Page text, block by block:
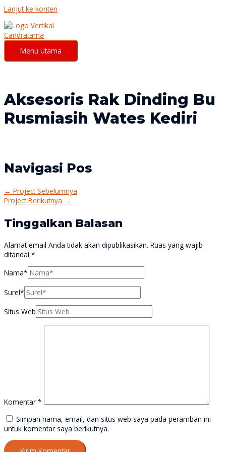
Lanjut ke konten
Menu Utama
Aksesoris Rak Dinding Bu
Rusmiasih Wates Kediri
Navigasi Pos
← Project Sebelumnya
Project Berikutnya →
Tinggalkan Balasan
Alamat email Anda tidak akan dipublikasikan. Ruas yang wajib
ditandai *
Nama*
Surel*
Situs Web
Komentar *
Simpan nama, email, dan situs web saya pada peramban ini
untuk komentar saya berikutnya.